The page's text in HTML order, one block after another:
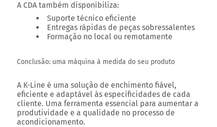
A CDA também disponibiliza:
Suporte técnico eficiente
Entregas rápidas de peças sobressalentes
Formação no local ou remotamente
Conclusão: uma máquina à medida do seu produto
A K-Line é uma solução de enchimento fiável,
eficiente e adaptável às especificidades de cada
cliente. Uma ferramenta essencial para aumentar a
produtividade e a qualidade no processo de
acondicionamento.